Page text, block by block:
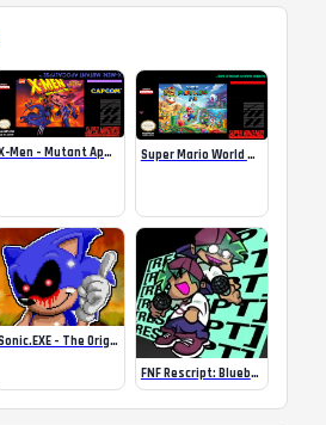
X-Men – Mutant Apocalypse Rebalanced Online Super Mario World Mix Online
Sonic.EXE – The Original Game Online
FNF Rescript: Blueballed